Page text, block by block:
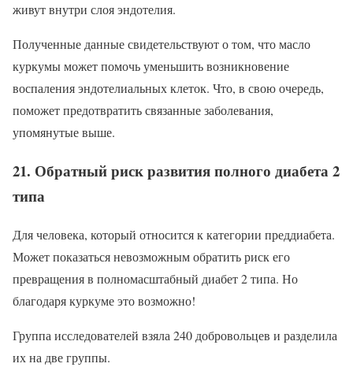
живут внутри слоя эндотелия.
Полученные данные свидетельствуют о том, что масло
куркумы может помочь уменьшить возникновение
воспаления эндотелиальных клеток. Что, в свою очередь,
поможет предотвратить связанные заболевания,
упомянутые выше.
21. Обратный риск развития полного диабета 2
типа
Для человека, который относится к категории преддиабета.
Может показаться невозможным обратить риск его
превращения в полномасштабный диабет 2 типа. Но
благодаря куркуме это возможно!
Группа исследователей взяла 240 добровольцев и разделила
их на две группы.